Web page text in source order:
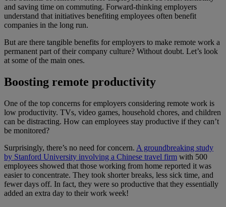
and saving time on commuting. Forward-thinking employers
understand that initiatives benefiting employees often benefit
companies in the long run.
But are there tangible benefits for employers to make remote work a
permanent part of their company culture? Without doubt. Let’s look
at some of the main ones.
Boosting remote productivity
One of the top concerns for employers considering remote work is
low productivity. TVs, video games, household chores, and children
can be distracting. How can employees stay productive if they can’t
be monitored?
Surprisingly, there’s no need for concern. A groundbreaking study
by Stanford University involving a Chinese travel firm with 500
employees showed that those working from home reported it was
easier to concentrate. They took shorter breaks, less sick time, and
fewer days off. In fact, they were so productive that they essentially
added an extra day to their work week!